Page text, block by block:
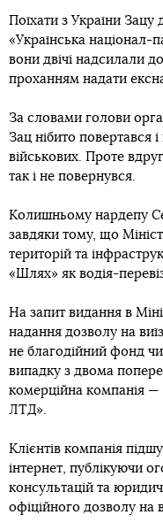
Поїхати з України Зацу
«Українська націонал-
вони двічі надсилали
проханням надати
За словами голови
Зац нібито повертався
військових. Проте
так і не повернувся.
Колишньому нардепу
завдяки тому, що
територій та
«Шлях» як водія-
На запит видання в
надання дозволу на
не благодійний фонд чи
випадку з двома
комерційна компанія
ЛТД».
Клієнтів компанія
інтернет, публікуючи
консультацій та
офіційного дозволу на